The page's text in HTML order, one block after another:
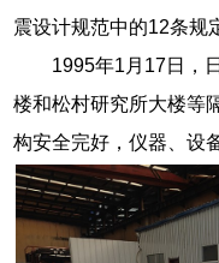
震设计规范中的12条规
1995年1月17日，
楼和松村研究所大楼等
构安全完好，仪器、设